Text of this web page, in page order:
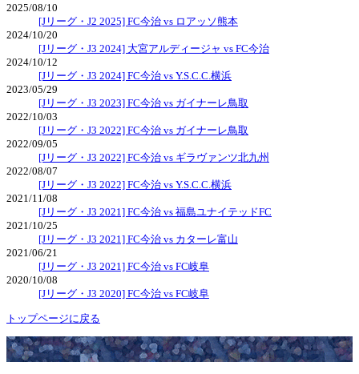
2025/08/10
[Jリーグ・J2 2025] FC今治 vs ロアッソ熊本
2024/10/20
[Jリーグ・J3 2024] 大宮アルディージャ vs FC今治
2024/10/12
[Jリーグ・J3 2024] FC今治 vs Y.S.C.C.横浜
2023/05/29
[Jリーグ・J3 2023] FC今治 vs ガイナーレ鳥取
2022/10/03
[Jリーグ・J3 2022] FC今治 vs ガイナーレ鳥取
2022/09/05
[Jリーグ・J3 2022] FC今治 vs ギラヴァンツ北九州
2022/08/07
[Jリーグ・J3 2022] FC今治 vs Y.S.C.C.横浜
2021/11/08
[Jリーグ・J3 2021] FC今治 vs 福島ユナイテッドFC
2021/10/25
[Jリーグ・J3 2021] FC今治 vs カターレ富山
2021/06/21
[Jリーグ・J3 2021] FC今治 vs FC岐阜
2020/10/08
[Jリーグ・J3 2020] FC今治 vs FC岐阜
トップページに戻る